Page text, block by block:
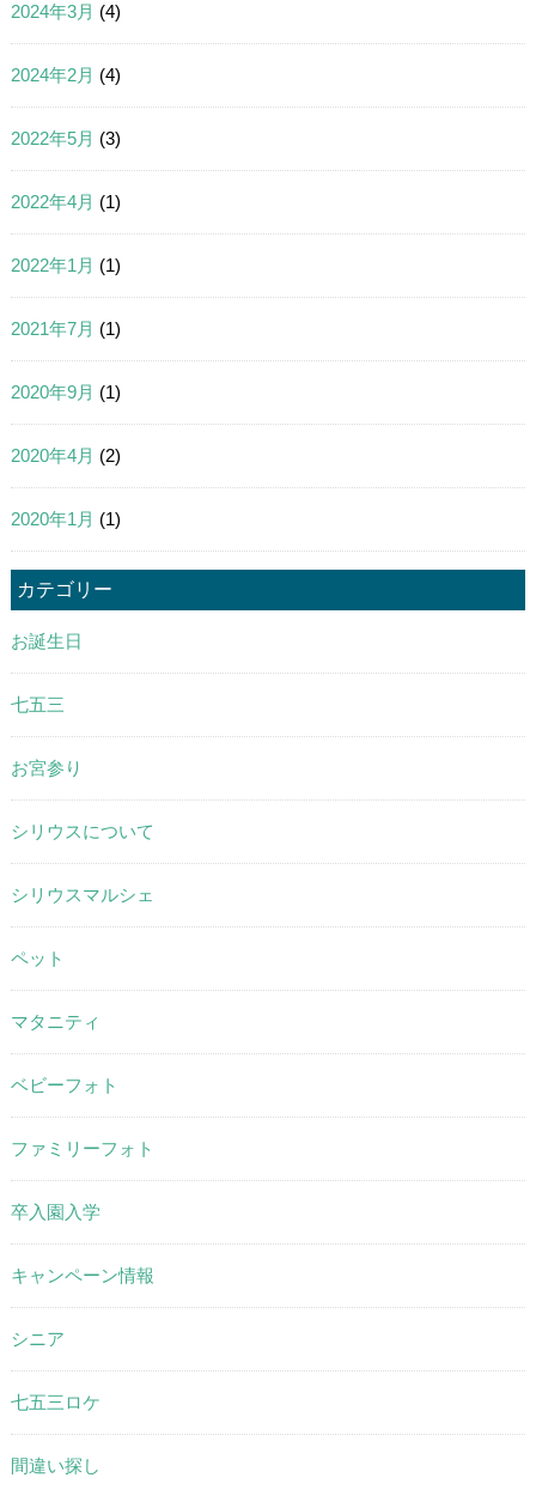
2024年3月 (4)
2024年2月 (4)
2022年5月 (3)
2022年4月 (1)
2022年1月 (1)
2021年7月 (1)
2020年9月 (1)
2020年4月 (2)
2020年1月 (1)
カテゴリー
お誕生日
七五三
お宮参り
シリウスについて
シリウスマルシェ
ペット
マタニティ
ベビーフォト
ファミリーフォト
卒入園入学
キャンペーン情報
シニア
七五三ロケ
間違い探し